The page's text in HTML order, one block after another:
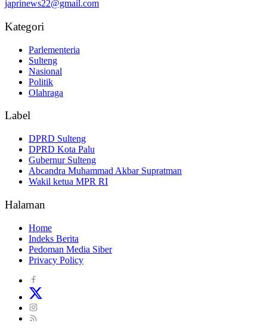
japrinews22@gmail.com
Kategori
Parlementeria
Sulteng
Nasional
Politik
Olahraga
Label
DPRD Sulteng
DPRD Kota Palu
Gubernur Sulteng
Abcandra Muhammad Akbar Supratman
Wakil ketua MPR RI
Halaman
Home
Indeks Berita
Pedoman Media Siber
Privacy Policy